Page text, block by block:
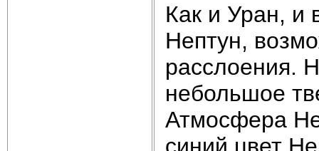
Как и Уран, и
Нептун,
расслоения.
небольшое
Атмосфера
синий цвет